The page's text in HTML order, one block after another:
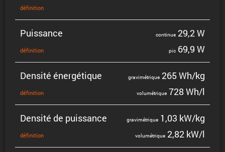
défini­tion
Puissance
défini­tion
continue 29,2 W
pic 69,9 W
Densité énergé­tique
défini­tion
gravi­mé­trique 265 Wh/kg
volumé­trique 728 Wh/l
Densité de puissance
défini­tion
gravi­mé­trique 1,03 kW/kg
volumé­trique 2,82 kW/l